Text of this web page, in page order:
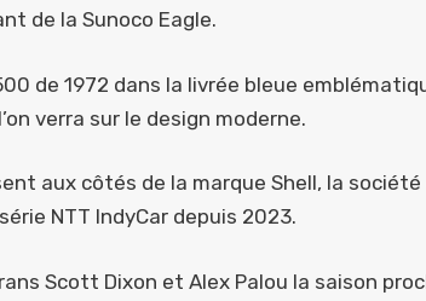
de la Sunoco Eagle.
de 1972 dans la livrée bleue
verra sur le design moderne.
aux côtés de la marque Shell, la
NTT IndyCar depuis 2023.
Scott Dixon et Alex Palou la saison